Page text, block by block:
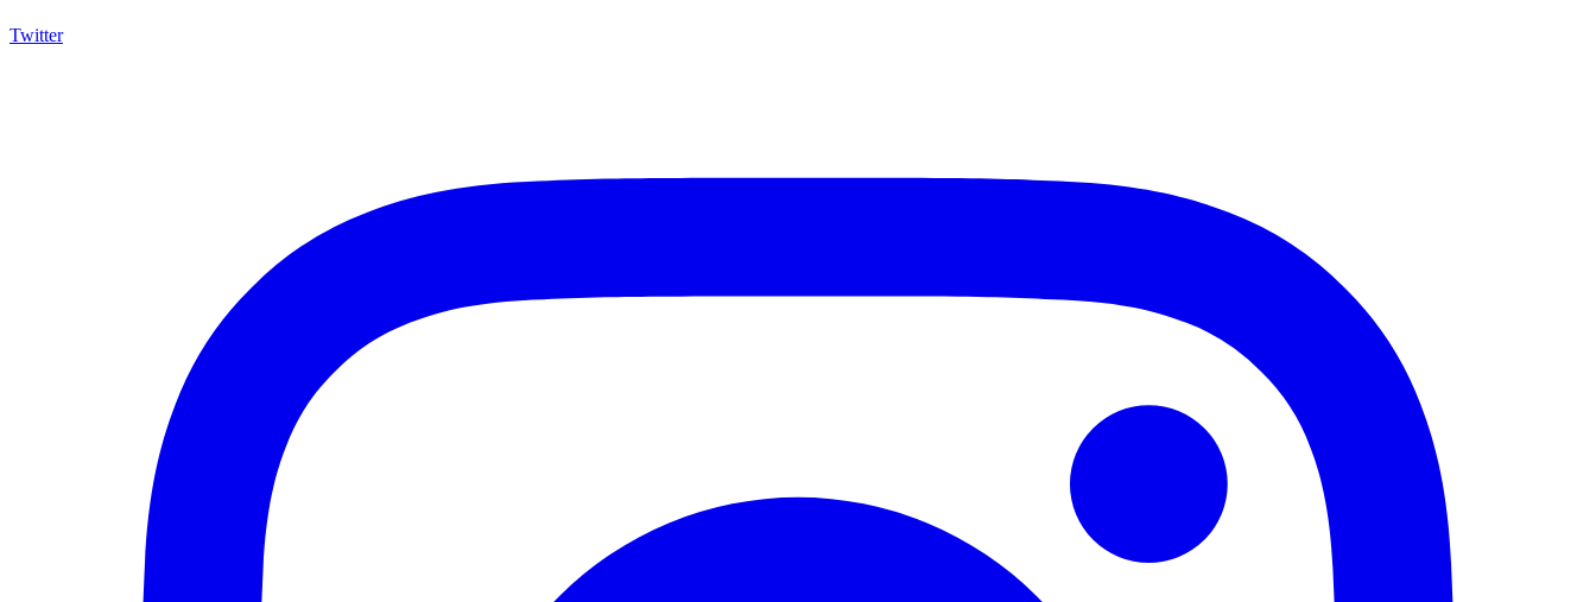
Twitter